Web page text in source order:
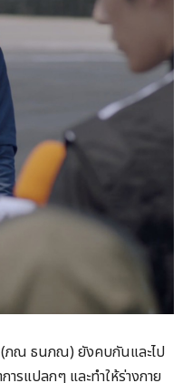
(ภณ ธนภณ) ยังคบกันและไป
ารแปลกๆ และทำให้ร่างกาย